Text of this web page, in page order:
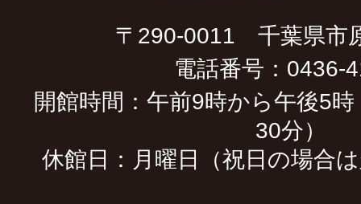
〒290-0011 千葉県市
電話番号：0436-
開館時間：午前9時から午後5
30分）
休館日：月曜日（祝日の場合